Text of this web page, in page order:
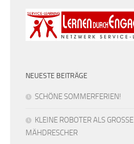
NEUESTE BEITRÄGE
SCHÖNE SOMMERFERIEN!
KLEINE ROBOTER ALS GROSSE
MÄHDRESCHER